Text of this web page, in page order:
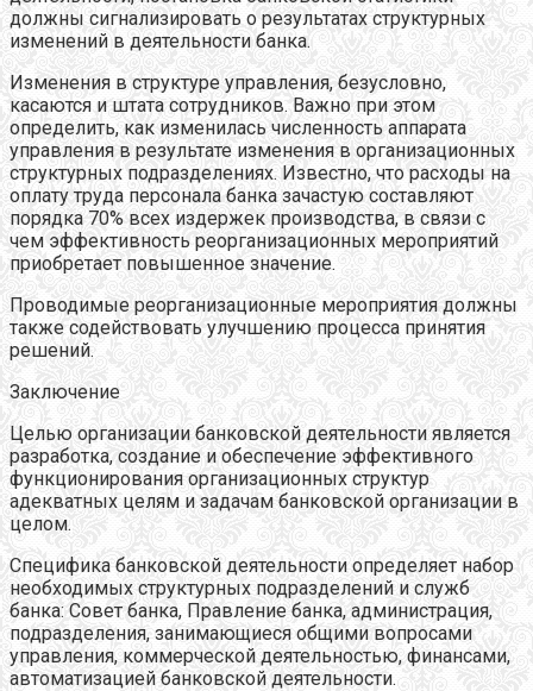
должны сигнализировать о результатах структурных
изменений в деятельности банка.
Изменения в структуре управления, безусловно,
касаются и штата сотрудников. Важно при этом
определить, как изменилась численность аппарата
управления в результате изменения в организационных
структурных подразделениях. Известно, что расходы на
оплату труда персонала банка зачастую составляют
порядка 70% всех издержек производства, в связи с
чем эффективность реорганизационных мероприятий
приобретает повышенное значение.
Проводимые реорганизационные мероприятия должны
также содействовать улучшению процесса принятия
решений.
Заключение
Целью организации банковской деятельности является
разработка, создание и обеспечение эффективного
функционирования организационных структур
адекватных целям и задачам банковской организации в
целом.
Специфика банковской деятельности определяет набор
необходимых структурных подразделений и служб
банка: Совет банка, Правление банка, администрация,
подразделения, занимающиеся общими вопросами
управления, коммерческой деятельностью, финансами,
автоматизацией банковской деятельности.